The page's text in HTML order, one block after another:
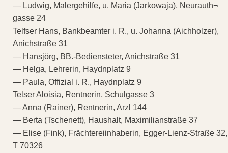
— Ludwig, Malergehilfe, u. Maria (Jarkowaja), Neurauth¬
gasse 24
Telfser Hans, Bankbeamter i. R., u. Johanna (Aichholzer),
Anichstraße 31
— Hansjörg, BB.-Bediensteter, Anichstraße 31
— Helga, Lehrerin, Haydnplatz 9
— Paula, Offizial i. R., Haydnplatz 9
Telser Aloisia, Rentnerin, Schulgasse 3
— Anna (Rainer), Rentnerin, Arzl 144
— Berta (Tschenett), Haushalt, Maximilianstraße 37
— Elise (Fink), Frächtereiinhaberin, Egger-Lienz-Straße 32,
T 70326